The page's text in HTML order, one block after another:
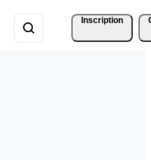
Inscription